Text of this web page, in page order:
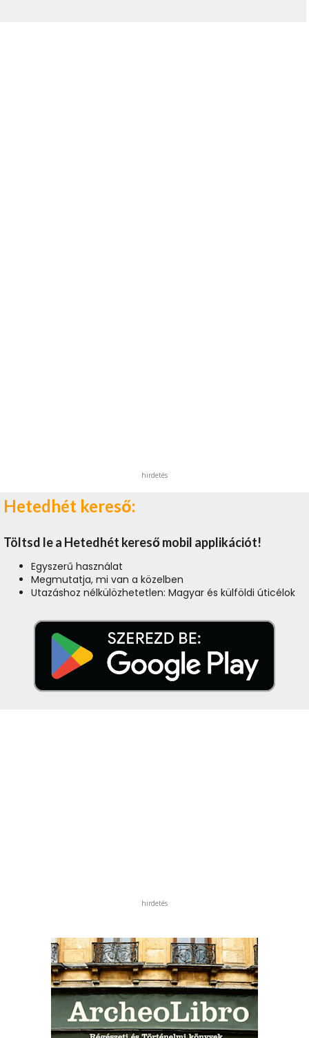
hirdetés
Hetedhét kereső:
Töltsd le a Hetedhét kereső mobil applikációt!
Egyszerű használat
Megmutatja, mi van a közelben
Utazáshoz nélkülözhetetlen: Magyar és külföldi úticélok
hirdetés